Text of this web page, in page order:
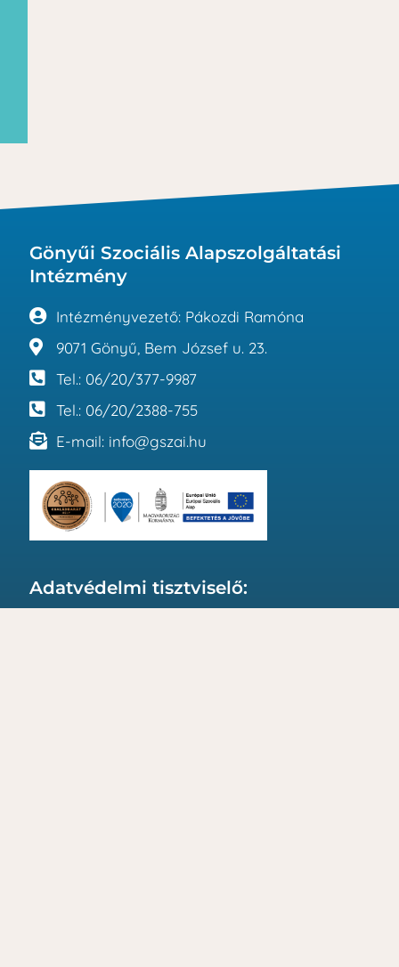
Gönyűi Szociális Alapszolgáltatási
Intézmény
Intézményvezető: Pákozdi Ramóna
9071 Gönyű, Bem József u. 23.
Tel.: 06/20/377-9987
Tel.: 06/20/2388-755
E-mail: info@gszai.hu
Adatvédelmi tisztviselő: